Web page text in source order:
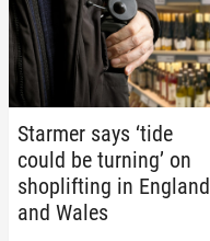
Starmer says ‘tide
could be turning’ on
shoplift­ing in England
and Wales